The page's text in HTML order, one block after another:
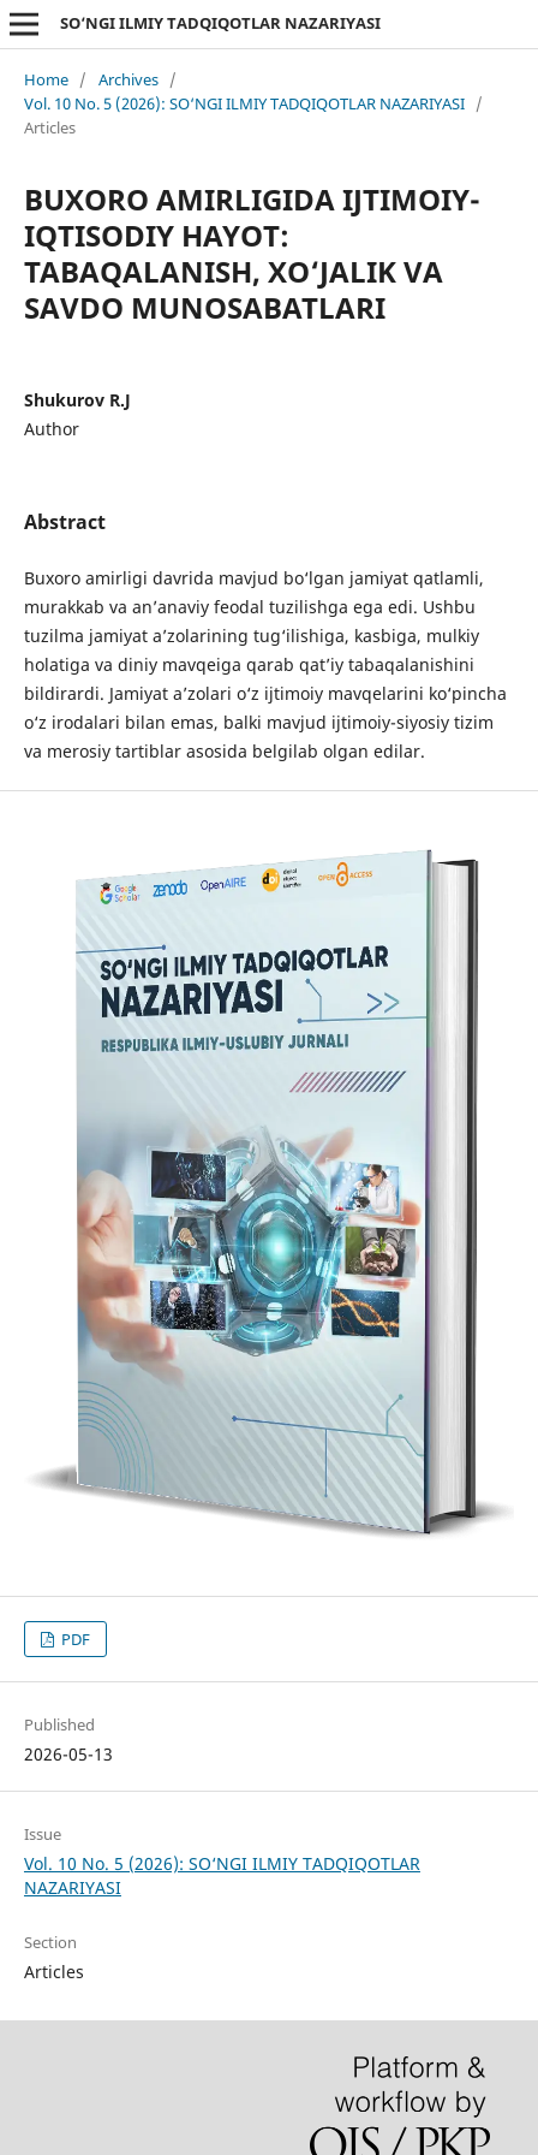
SO‘NGI ILMIY TADQIQOTLAR NAZARIYASI
Home / Archives /
Vol. 10 No. 5 (2026): SO‘NGI ILMIY TADQIQOTLAR NAZARIYASI /
Articles
BUXORO AMIRLIGIDA IJTIMOIY-
IQTISODIY HAYOT:
TABAQALANISH, XO‘JALIK VA
SAVDO MUNOSABATLARI
Shukurov R.J
Author
Abstract
Buxoro amirligi davrida mavjud bo‘lgan jamiyat qatlamli,
murakkab va an’anaviy feodal tuzilishga ega edi. Ushbu
tuzilma jamiyat a’zolarining tug‘ilishiga, kasbiga, mulkiy
holatiga va diniy mavqeiga qarab qat’iy tabaqalanishini
bildirardi. Jamiyat a’zolari o‘z ijtimoiy mavqelarini ko‘pincha
o‘z irodalari bilan emas, balki mavjud ijtimoiy-siyosiy tizim
va merosiy tartiblar asosida belgilab olgan edilar.
PDF
Published
2026-05-13
Issue
Vol. 10 No. 5 (2026): SO‘NGI ILMIY TADQIQOTLAR
NAZARIYASI
Section
Articles